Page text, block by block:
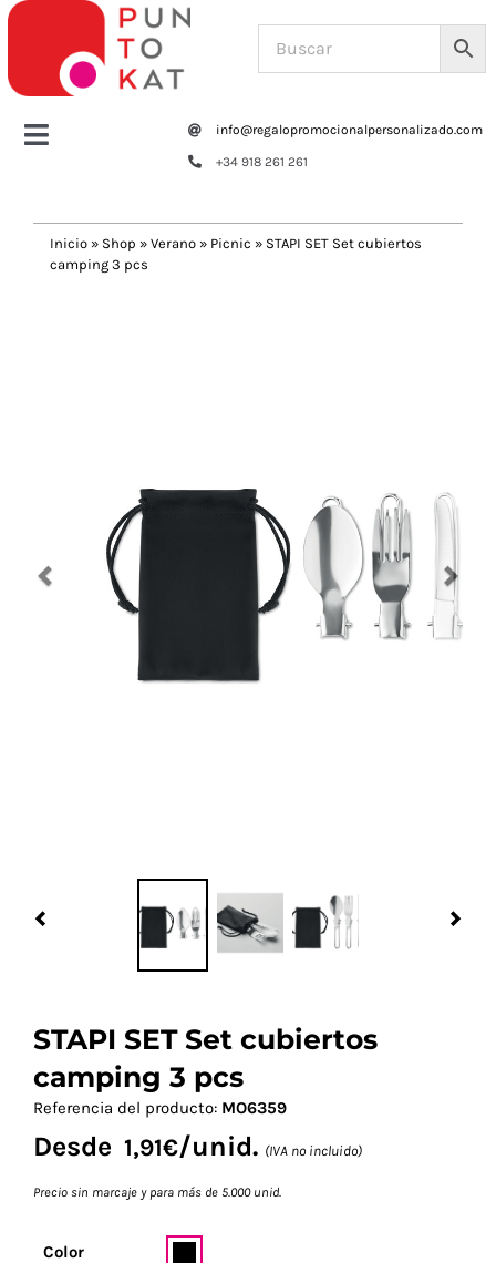
Saltar
contenido
Toggle
Tazas y botellas
Navidad 🎄 Invierno
info@regalopromocionalpersonalizado.com
+34 918 261 261
Inicio » Shop » Verano » Picnic » STAPI SET Set cubiertos
camping 3 pcs
STAPI SET Set cubiertos
camping 3 pcs
Referencia del producto: MO6359
Desde 1,91€/unid. (IVA no incluido)
Precio sin marcaje y para más de 5.000 unid.
Color